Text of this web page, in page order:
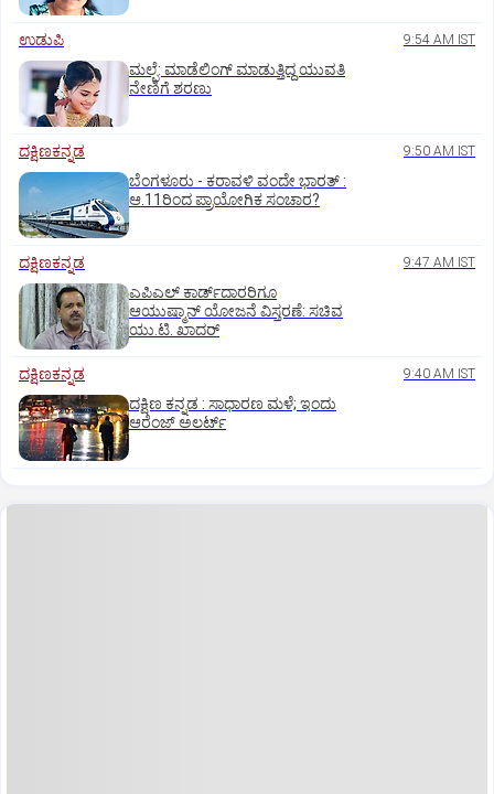
ಉಡುಪಿ 9:54 AM IST
ಮಲ್ಪೆ: ಮಾಡೆಲಿಂಗ್ ಮಾಡುತ್ತಿದ್ದ ಯುವತಿ
ನೇಣಿಗೆ ಶರಣು
ದಕ್ಷಿಣಕನ್ನಡ 9:50 AM IST
ಬೆಂಗಳೂರು - ಕರಾವಳಿ ವಂದೇ ಭಾರತ್‌ :
ಆ.11ರಿಂದ ಪ್ರಾಯೋಗಿಕ ಸಂಚಾರ?
ದಕ್ಷಿಣಕನ್ನಡ 9:47 AM IST
ಎಪಿಎಲ್‌ ಕಾರ್ಡ್‌ದಾರರಿಗೂ
ಆಯುಷ್ಮಾನ್‌ ಯೋಜನೆ ವಿಸ್ತರಣೆ: ಸಚಿವ
ಯು.ಟಿ. ಖಾದರ್
ದಕ್ಷಿಣಕನ್ನಡ 9:40 AM IST
ದಕ್ಷಿಣ ಕನ್ನಡ : ಸಾಧಾರಣ ಮಳೆ; ಇಂದು
ಆರೆಂಜ್‌ ಅಲರ್ಟ್